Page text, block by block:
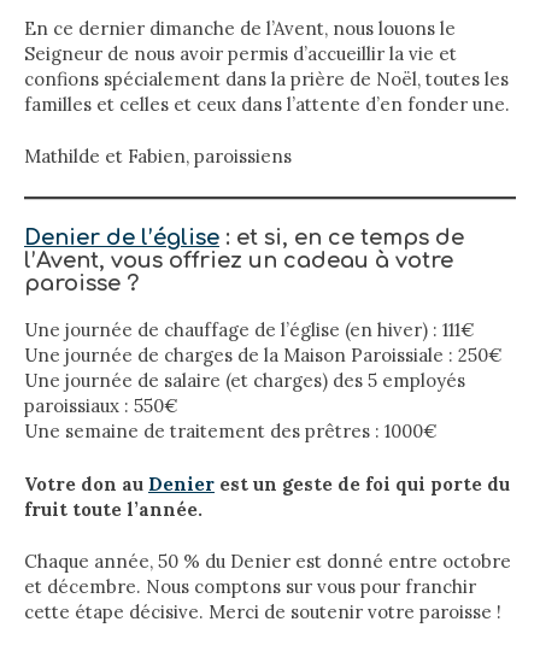
En ce dernier dimanche de l’Avent, nous louons le
Seigneur de nous avoir permis d’accueillir la vie et
confions spécialement dans la prière de Noël, toutes les
familles et celles et ceux dans l’attente d’en fonder une.
Mathilde et Fabien, paroissiens
Denier de l’église : et si, en ce temps de
l’Avent, vous offriez un cadeau à votre
paroisse ?
Une journée de chauffage de l’église (en hiver) : 111€
Une journée de charges de la Maison Paroissiale : 250€
Une journée de salaire (et charges) des 5 employés
paroissiaux : 550€
Une semaine de traitement des prêtres : 1000€
Votre don au Denier est un geste de foi qui porte du
fruit toute l’année.
Chaque année, 50 % du Denier est donné entre octobre
et décembre. Nous comptons sur vous pour franchir
cette étape décisive. Merci de soutenir votre paroisse !